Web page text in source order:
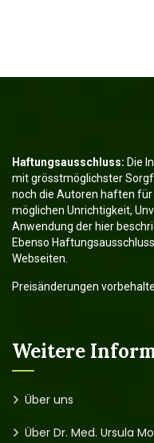
Haftungsausschluss: Die
mit grösstmöglichster
noch die Autoren haften für
möglichen Unrichtigkeit,
Anwendung der hier
Ebenso
Webseiten.
Preisänderungen
Weitere
Über uns
Über Dr. Med. Ursula